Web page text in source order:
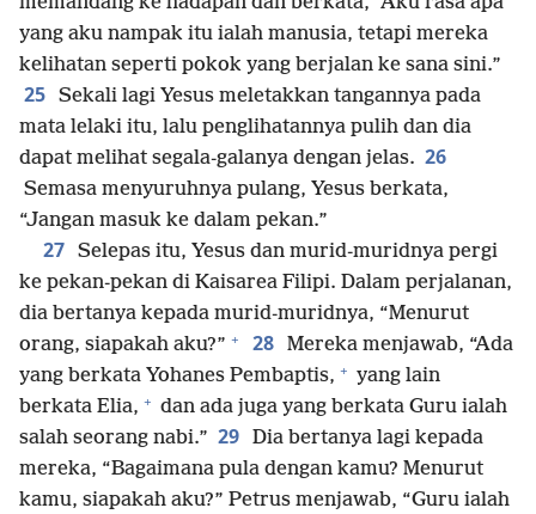
yang aku nampak itu ialah manusia, tetapi mereka
kelihatan seperti pokok yang berjalan ke sana sini.”
25 Sekali lagi Yesus meletakkan tangannya pada
mata lelaki itu, lalu penglihatannya pulih dan dia
dapat melihat segala-galanya dengan jelas. 26
Semasa menyuruhnya pulang, Yesus berkata,
“Jangan masuk ke dalam pekan.”
27 Selepas itu, Yesus dan murid-muridnya pergi
ke pekan-pekan di Kaisarea Filipi. Dalam perjalanan,
dia bertanya kepada murid-muridnya, “Menurut
orang, siapakah aku?” + 28 Mereka menjawab, “Ada
yang berkata Yohanes Pembaptis, + yang lain
berkata Elia, + dan ada juga yang berkata Guru ialah
salah seorang nabi.” 29 Dia bertanya lagi kepada
mereka, “Bagaimana pula dengan kamu? Menurut
kamu, siapakah aku?” Petrus menjawab, “Guru ialah